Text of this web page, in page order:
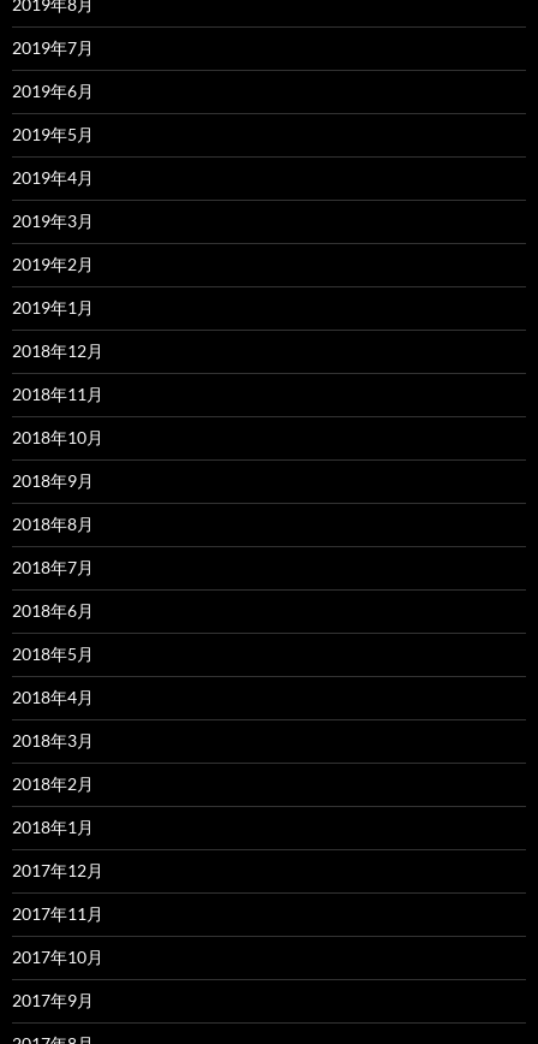
2019年8月
2019年7月
2019年6月
2019年5月
2019年4月
2019年3月
2019年2月
2019年1月
2018年12月
2018年11月
2018年10月
2018年9月
2018年8月
2018年7月
2018年6月
2018年5月
2018年4月
2018年3月
2018年2月
2018年1月
2017年12月
2017年11月
2017年10月
2017年9月